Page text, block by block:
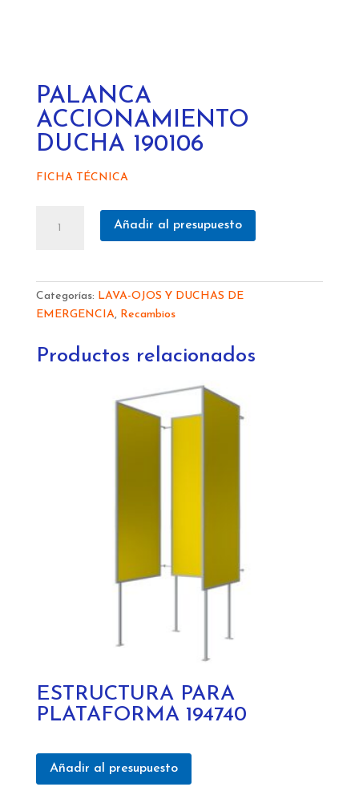
PALANCA
ACCIONAMIENTO
DUCHA 190106
FICHA TÉCNICA
ACCIONAMIENTO
Añadir al presupuesto
Categorías: LAVA-OJOS Y DUCHAS DE
EMERGENCIA, Recambios
Productos relacionados
ESTRUCTURA PARA
PLATAFORMA 194740
Añadir al presupuesto